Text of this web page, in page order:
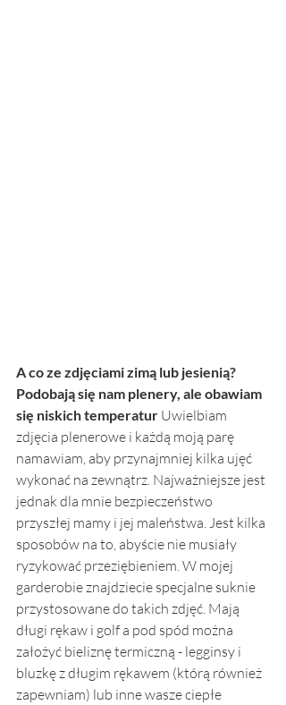
A co ze zdjęciami zimą lub jesienią?
Podobają się nam plenery, ale obawiam
się niskich temperatur Uwielbiam
zdjęcia plenerowe i każdą moją parę
namawiam, aby przynajmniej kilka ujęć
wykonać na zewnątrz. Najważniejsze jest
jednak dla mnie bezpieczeństwo
przyszłej mamy i jej maleństwa. Jest kilka
sposobów na to, abyście nie musiały
ryzykować przeziębieniem. W mojej
garderobie znajdziecie specjalne suknie
przystosowane do takich zdjęć. Mają
długi rękaw i golf a pod spód można
założyć bieliznę termiczną - legginsy i
bluzkę z długim rękawem (którą również
zapewniam) lub inne wasze ciepłe